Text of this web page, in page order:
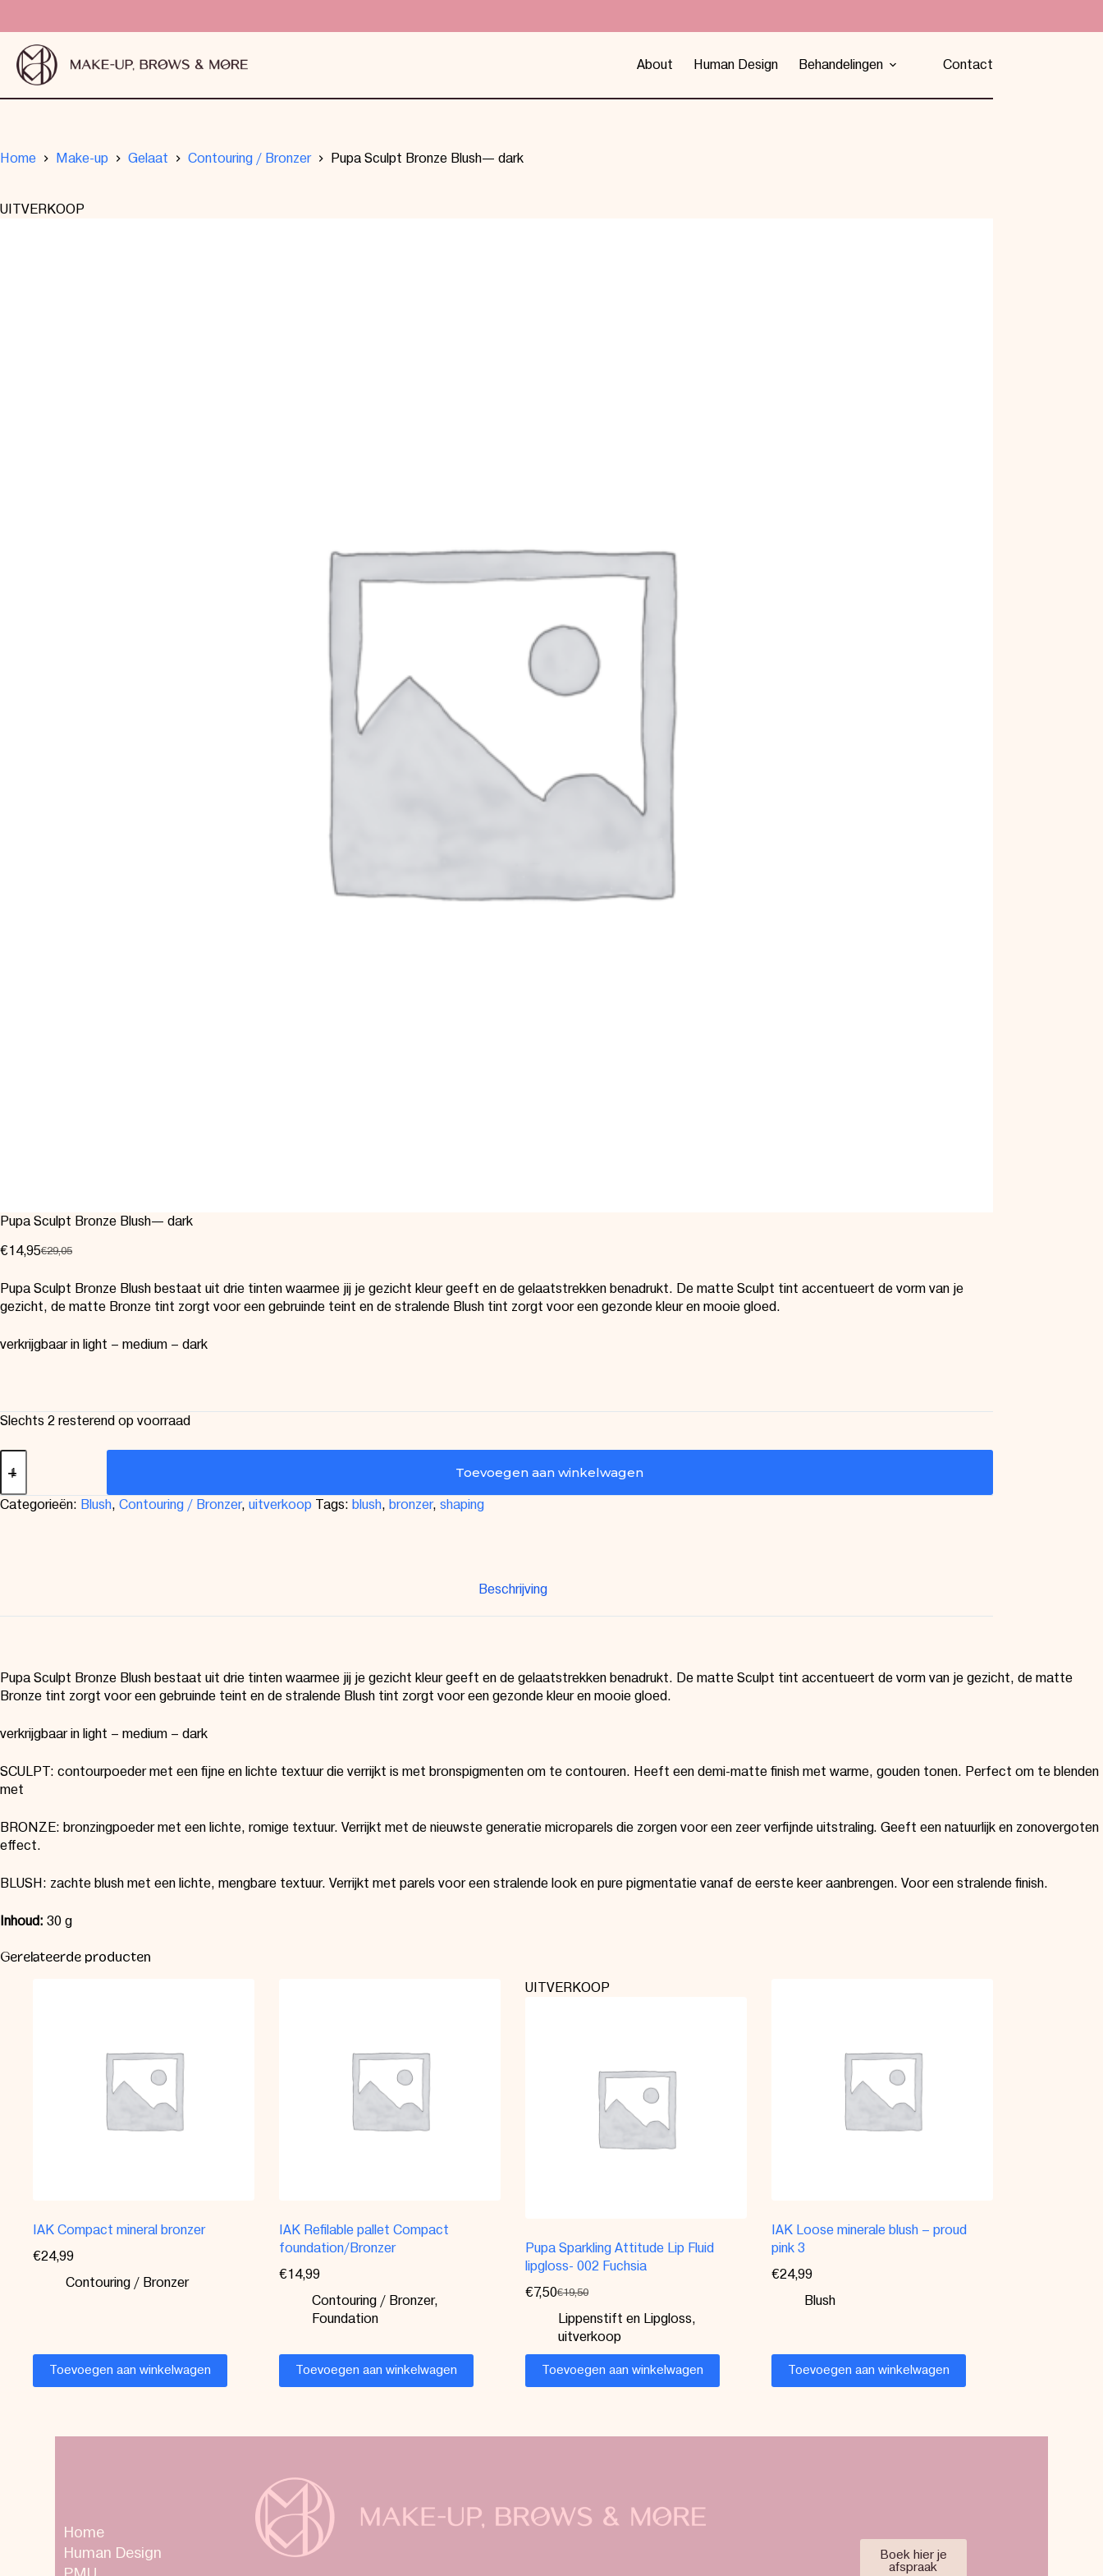
About Human Design Behandelingen Contact
Home Make-up Gelaat Contouring / Bronzer Pupa Sculpt Bronze Blush— dark
UITVERKOOP
Pupa Sculpt Bronze Blush— dark
€29,05
€14,95
Pupa Sculpt Bronze Blush bestaat uit drie tinten waarmee jij je gezicht kleur geeft en de gelaatstrekken benadrukt. De matte Sculpt tint accentueert de vorm van je
gezicht, de matte Bronze tint zorgt voor een gebruinde teint en de stralende Blush tint zorgt voor een gezonde kleur en mooie gloed.
verkrijgbaar in light – medium – dark
Slechts 2 resterend op voorraad
Toevoegen aan winkelwagen
Categorieën: Blush, Contouring / Bronzer, uitverkoop Tags: blush, bronzer, shaping
Beschrijving
Pupa Sculpt Bronze Blush bestaat uit drie tinten waarmee jij je gezicht kleur geeft en de gelaatstrekken benadrukt. De matte Sculpt tint accentueert de vorm van je gezicht, de matte
Bronze tint zorgt voor een gebruinde teint en de stralende Blush tint zorgt voor een gezonde kleur en mooie gloed.
verkrijgbaar in light – medium – dark
SCULPT: contourpoeder met een fijne en lichte textuur die verrijkt is met bronspigmenten om te contouren. Heeft een demi-matte finish met warme, gouden tonen. Perfect om te blenden
met
BRONZE: bronzingpoeder met een lichte, romige textuur. Verrijkt met de nieuwste generatie microparels die zorgen voor een zeer verfijnde uitstraling. Geeft een natuurlijk en zonovergoten
effect.
BLUSH: zachte blush met een lichte, mengbare textuur. Verrijkt met parels voor een stralende look en pure pigmentatie vanaf de eerste keer aanbrengen. Voor een stralende finish.
Inhoud: 30 g
Gerelateerde producten
IAK Compact mineral bronzer
€24,99
Contouring / Bronzer
Toevoegen aan winkelwagen
IAK Refilable pallet Compact
foundation/Bronzer
€14,99
Contouring / Bronzer,
Foundation
Toevoegen aan winkelwagen
UITVERKOOP
Pupa Sparkling Attitude Lip Fluid
lipgloss- 002 Fuchsia
€19,50
€7,50
Lippenstift en Lipgloss,
uitverkoop
Toevoegen aan winkelwagen
IAK Loose minerale blush – proud
pink 3
€24,99
Blush
Toevoegen aan winkelwagen
Home
Human Design
Boek hier je
afspraak